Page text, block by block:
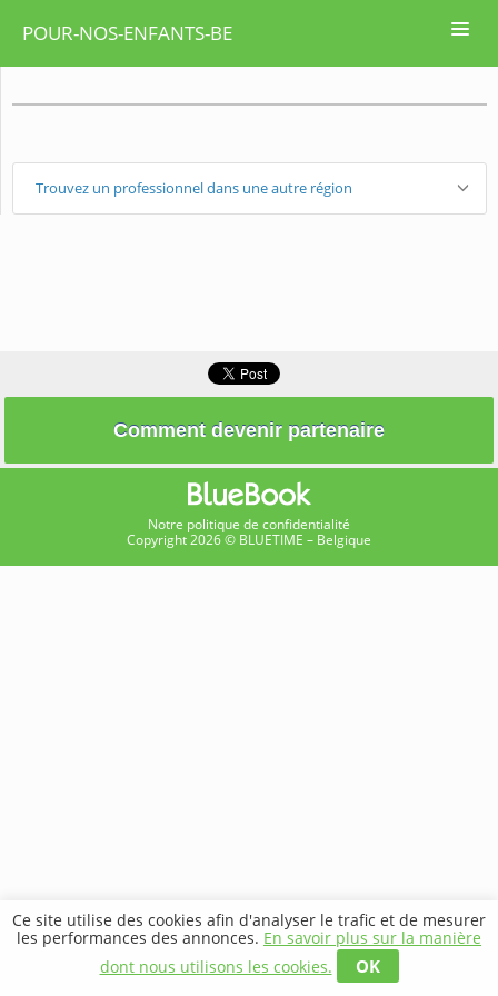
POUR-NOS-ENFANTS-BE
Trouvez un professionnel dans une autre région
Comment devenir partenaire
Notre politique de confidentialité
Copyright 2026 © BLUETIME – Belgique
Ce site utilise des cookies afin d'analyser le trafic et de mesurer
les performances des annonces. En savoir plus sur la manière
dont nous utilisons les cookies.
OK